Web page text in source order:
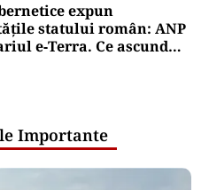
expun
statului român: ANP
e‑Terra. Ce ascund
Importante